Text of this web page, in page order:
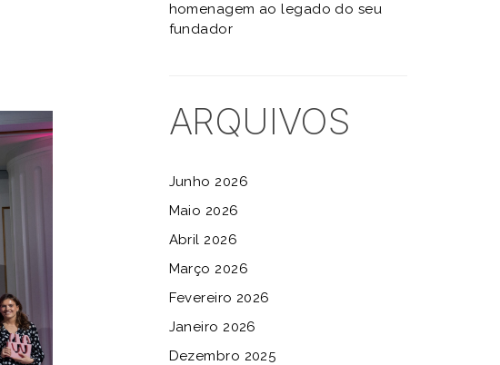
homenagem ao legado do seu
fundador
ARQUIVOS
Junho 2026
Maio 2026
Abril 2026
Março 2026
Fevereiro 2026
Janeiro 2026
Dezembro 2025